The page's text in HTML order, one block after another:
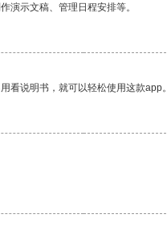
演示文稿、管理日程安排等。
看说明书，就可以轻松使用这款app。